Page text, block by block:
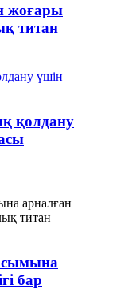
жоғары
титан
қолдану
бар